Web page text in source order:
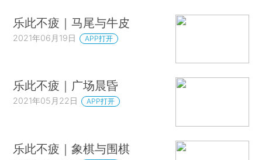
乐此不疲｜马尾与牛皮
2021年06月19日 APP打开
乐此不疲｜广场晨昏
2021年05月22日 APP打开
乐此不疲｜象棋与围棋